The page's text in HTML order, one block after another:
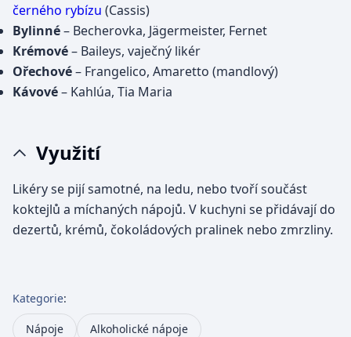
černého rybízu (Cassis)
Bylinné– Becherovka, Jägermeister, Fernet
Krémové– Baileys, vaječný likér
Ořechové– Frangelico, Amaretto (mandlový)
Kávové– Kahlúa, Tia Maria
Využití
Likéry se pijí samotné, na ledu, nebo tvoří součást
koktejlů a míchaných nápojů. V kuchyni se přidávají do
dezertů, krémů, čokoládových pralinek nebo zmrzliny.
Kategorie:
Nápoje
Alkoholické nápoje